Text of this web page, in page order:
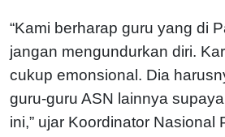
“Kami berharap guru yang di
jangan mengundurkan diri.
cukup emonsional. Dia
guru-guru ASN lainnya
ini,” ujar Koordinator Nasional